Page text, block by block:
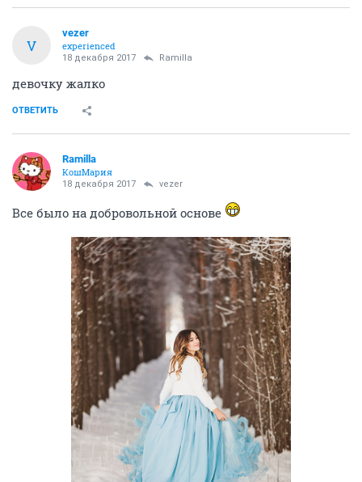
V
vezer
experienced
18 декабря 2017 Ramilla
девочку жалко
ОТВЕТИТЬ
Ramilla
КошМария
18 декабря 2017 vezer
Все было на добровольной основе